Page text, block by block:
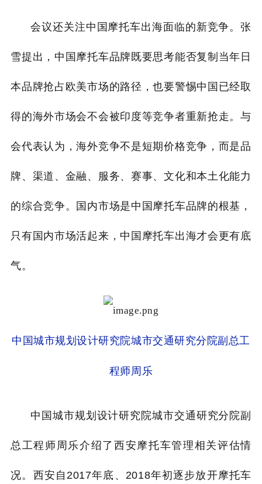
会议还关注中国摩托车出海面临的新竞争。张
雪提出，中国摩托车品牌既要思考能否复制当年日
本品牌抢占欧美市场的路径，也要警惕中国已经取
得的海外市场会不会被印度等竞争者重新抢走。与
会代表认为，海外竞争不是短期价格竞争，而是品
牌、渠道、金融、服务、赛事、文化和本土化能力
的综合竞争。国内市场是中国摩托车品牌的根基，
只有国内市场活起来，中国摩托车出海才会更有底
气。
中国城市规划设计研究院城市交通研究分院副总工
程师周乐
中国城市规划设计研究院城市交通研究分院副
总工程师周乐介绍了西安摩托车管理相关评估情
况。西安自2017年底、2018年初逐步放开摩托车